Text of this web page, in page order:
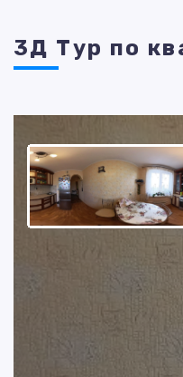
3Д Тур по